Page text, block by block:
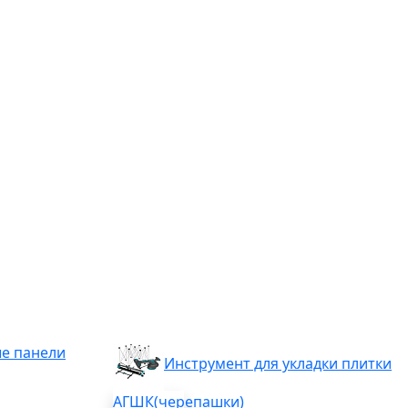
панели
Инструмент для укладки плитки
АГШК(черепашки)